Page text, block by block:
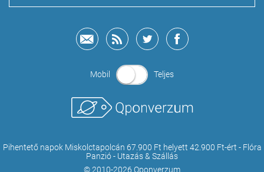
Mobil Teljes
Pihentető napok Miskolctapolcán 67.900 Ft helyett 42.900 Ft-ért - Flóra
Panzió - Utazás & Szállás
© 2010-2026 Qponverzum